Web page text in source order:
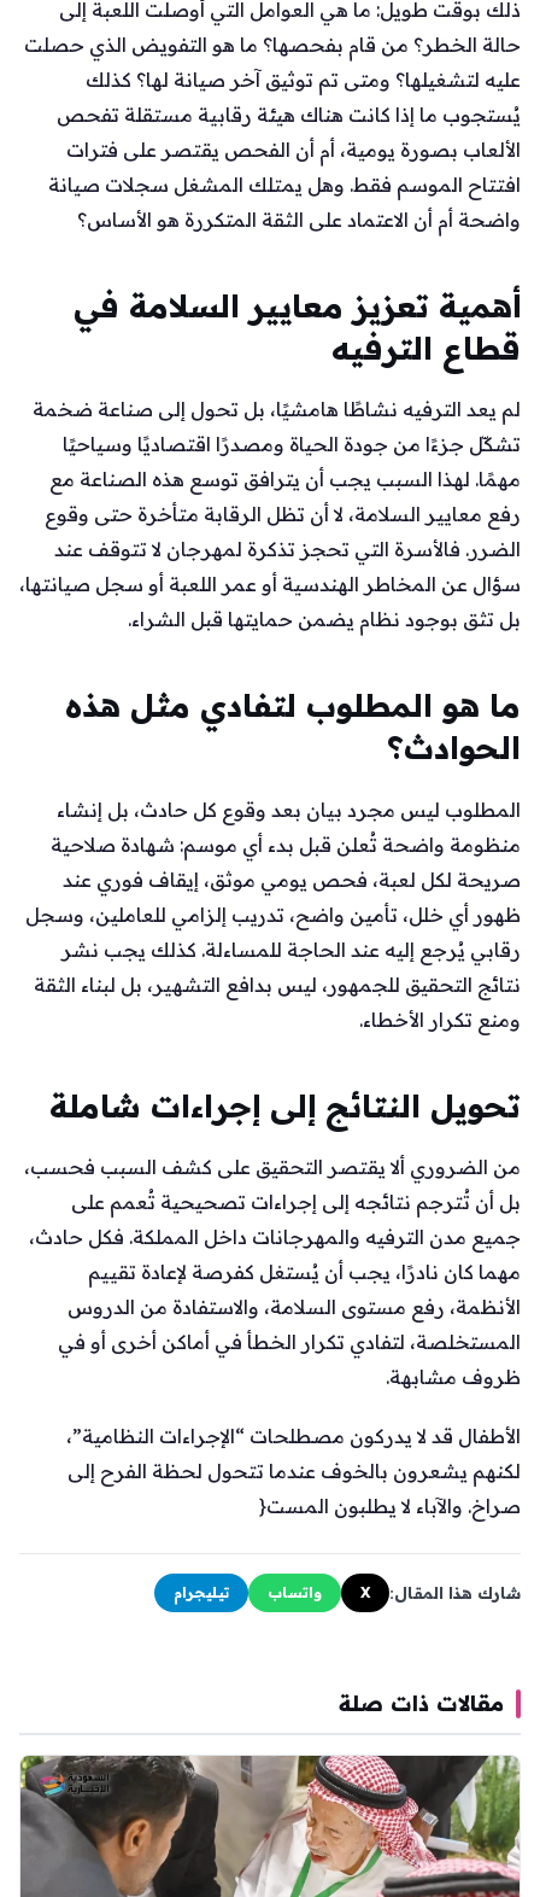
ذلك بوقت طويل: ما هي العوامل التي أوصلت اللعبة إلى
حالة الخطر؟ من قام بفحصها؟ ما هو التفويض الذي حصلت
عليه لتشغيلها؟ ومتى تم توثيق آخر صيانة لها؟ كذلك
يُستجوب ما إذا كانت هناك هيئة رقابية مستقلة تفحص
الألعاب بصورة يومية، أم أن الفحص يقتصر على فترات
افتتاح الموسم فقط. وهل يمتلك المشغل سجلات صيانة
واضحة أم أن الاعتماد على الثقة المتكررة هو الأساس؟
أهمية تعزيز معايير السلامة في
قطاع الترفيه
لم يعد الترفيه نشاطًا هامشيًا، بل تحول إلى صناعة ضخمة
تشكّل جزءًا من جودة الحياة ومصدرًا اقتصاديًا وسياحيًا
مهمًا. لهذا السبب يجب أن يترافق توسع هذه الصناعة مع
رفع معايير السلامة، لا أن تظل الرقابة متأخرة حتى وقوع
الضرر. فالأسرة التي تحجز تذكرة لمهرجان لا تتوقف عند
سؤال عن المخاطر الهندسية أو عمر اللعبة أو سجل صيانتها،
بل تثق بوجود نظام يضمن حمايتها قبل الشراء.
ما هو المطلوب لتفادي مثل هذه
الحوادث؟
المطلوب ليس مجرد بيان بعد وقوع كل حادث، بل إنشاء
منظومة واضحة تُعلن قبل بدء أي موسم: شهادة صلاحية
صريحة لكل لعبة، فحص يومي موثق، إيقاف فوري عند
ظهور أي خلل، تأمين واضح، تدريب إلزامي للعاملين، وسجل
رقابي يُرجع إليه عند الحاجة للمساءلة. كذلك يجب نشر
نتائج التحقيق للجمهور، ليس بدافع التشهير، بل لبناء الثقة
ومنع تكرار الأخطاء.
تحويل النتائج إلى إجراءات شاملة
من الضروري ألا يقتصر التحقيق على كشف السبب فحسب،
بل أن تُترجم نتائجه إلى إجراءات تصحيحية تُعمم على
جميع مدن الترفيه والمهرجانات داخل المملكة. فكل حادث،
مهما كان نادرًا، يجب أن يُستغل كفرصة لإعادة تقييم
الأنظمة، رفع مستوى السلامة، والاستفادة من الدروس
المستخلصة، لتفادي تكرار الخطأ في أماكن أخرى أو في
ظروف مشابهة.
الأطفال قد لا يدركون مصطلحات “الإجراءات النظامية”،
لكنهم يشعرون بالخوف عندما تتحول لحظة الفرح إلى
صراخ. والآباء لا يطلبون المست{
شارك هذا المقال: X واتساب تيليجرام
مقالات ذات صلة